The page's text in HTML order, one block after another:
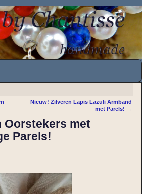
Nieuw! Zilveren Lapis Lazuli Armband
met Parels! →
Oorstekers met
Parels!